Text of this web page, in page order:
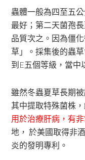
蟲體一般為四至五
最好；第二天菌孢
品質次之。因為僵
草」。採集後的蟲
到E五個等級，當中
雖然冬蟲夏草長期
其中提取特殊菌株
用於治療肝病，有
地， 於美國取得非
炎的發明專利。